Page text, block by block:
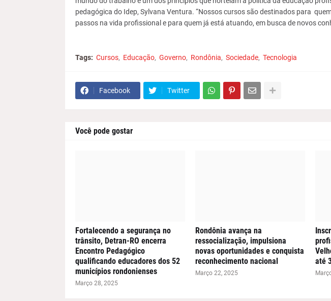
pedagógica do Idep, Sylvana Ventura. “Nossos cursos são destinados para
passos na vida profissional e para quem já está atuando, em busca de novos
Tags: Cursos Educação Governo Rondônia Sociedade Tecnologia
Facebook Twitter
Você pode gostar
Fortalecendo a segurança no
trânsito, Detran-RO encerra
Encontro Pedagógico
qualificando educadores dos 52
municípios rondonienses
Março 28, 2025
Rondônia avança na
ressocialização, impulsiona
novas oportunidades e conquista
reconhecimento nacional
Março 22, 2025
até